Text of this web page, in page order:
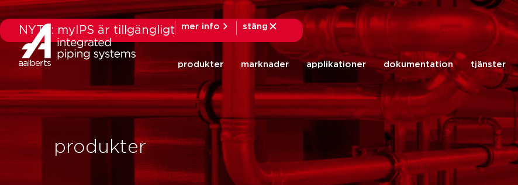
NYTT: myIPS är tillgängligt mer info
stäng
stäng
produkter marknader applikationer dokumentation tjänster
produkter